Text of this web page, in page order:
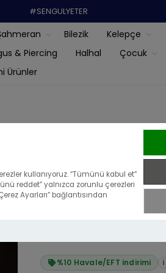
kullanıyoruz. “Tümünü kabul et”
reddet” yalnızca zorunlu çerezleri
Ayarları” bağlantısından
#SENGULYETER
Bilezik
Kelepçe
& Piercing Halhal
Çocuk
Ürünler
22 Ayar
| Bu ürünü ilk
%10 Havale/EFT indirimi i